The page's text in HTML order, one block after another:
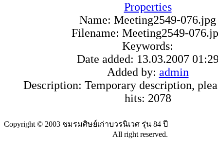
Properties
Name: Meeting2549-076.jpg
Filename: Meeting2549-
Keywords:
Date added: 13.03.2007
Added by: admin
Description: Temporary description,
hits: 2078
Copyright © 2003 ชมรมศิษย์เก่าบวรนิเวศ รุ่น 84 ปี
All right reserved.